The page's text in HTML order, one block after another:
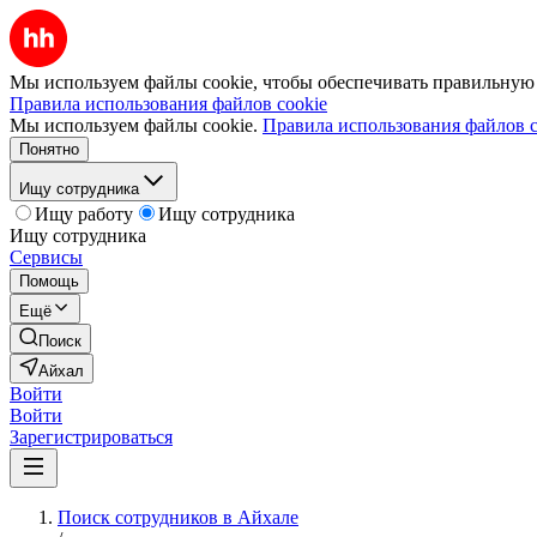
Мы используем файлы cookie, чтобы обеспечивать правильную
Правила использования файлов cookie
Мы используем файлы cookie. Правила использования файлов
Понятно
Ищу сотрудника
Ищу работу
Ищу сотрудника
Ищу сотрудника
Сервисы
Помощь
Ещё
Поиск
Айхал
Войти
Войти
Зарегистрироваться
Поиск сотрудников в Айхале